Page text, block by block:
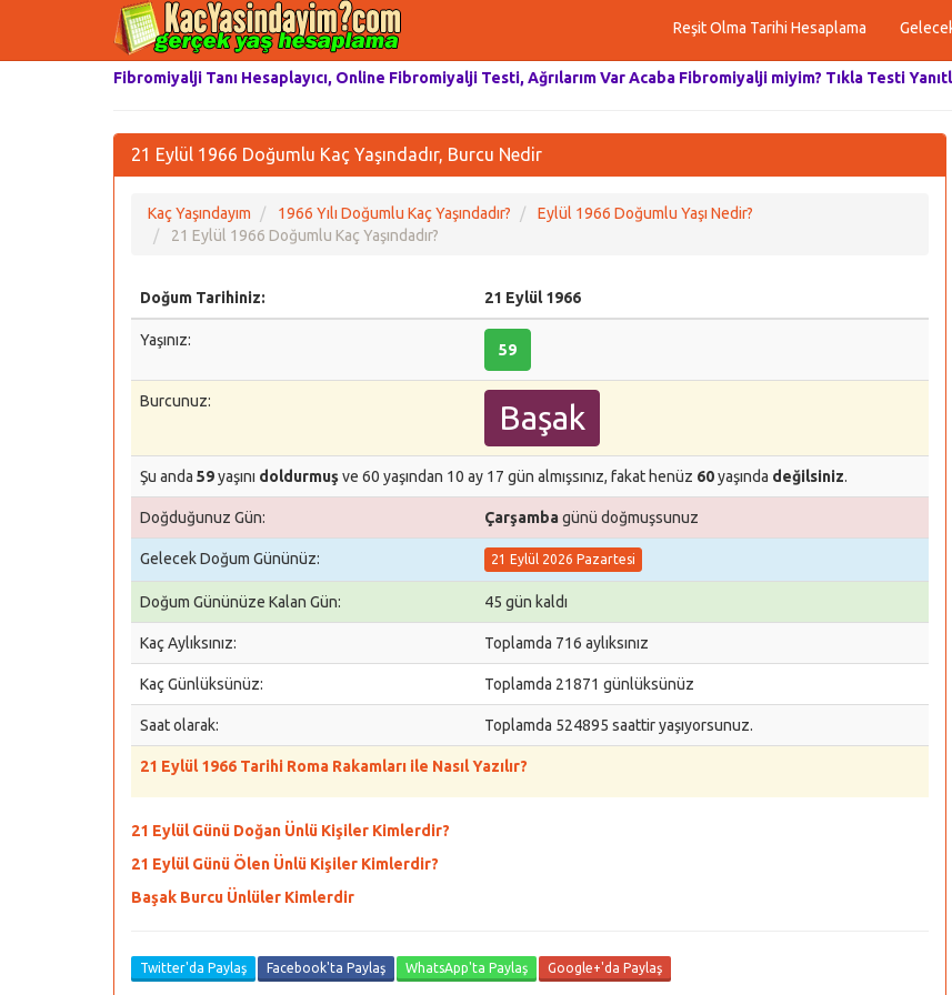
Reşit Olma Tarihi Hesaplama
Fibromiyalji Tanı Hesaplayıcı, Online Fibromiyalji Testi, Ağrılarım Var Acaba Fibromiyalji miyim? Tıkla Testi
21 Eylül 1966 Doğumlu Kaç Yaşındadır, Burcu Nedir
Kaç Yaşındayım 1966 Yılı Doğumlu Kaç Yaşındadır?
Eylül 1966 Doğumlu Yaşı Nedir?
21 Eylül 1966 Doğumlu Kaç Yaşındadır?
Doğum Tarihiniz: 21 Eylül 1966
Yaşınız:
59
Burcunuz: Başak
Şu anda 59yaşını doldurmuşve 60 yaşından 10 ay 17 gün almışsınız, fakat henüz 60yaşında değilsiniz.
Doğduğunuz Gün: Çarşambagünü doğmuşsunuz
Gelecek Doğum Gününüz: 21 Eylül 2026 Pazartesi
Doğum Gününüze Kalan Gün: 45 gün kaldı
Kaç Aylıksınız: Toplamda 716 aylıksınız
Kaç Günlüksünüz: Toplamda 21871 günlüksünüz
Saat olarak: Toplamda 524895 saattir yaşıyorsunuz.
21 Eylül 1966 Tarihi Roma Rakamları ile Nasıl Yazılır?
21 Eylül Günü Doğan Ünlü Kişiler Kimlerdir?
21 Eylül Günü Ölen Ünlü Kişiler Kimlerdir?
Başak Burcu Ünlüler Kimlerdir
Twitter'da Paylaş Facebook'ta Paylaş WhatsApp'ta Paylaş Google+'da Paylaş